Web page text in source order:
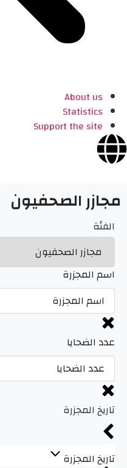
About us
Statistics
Support the site
مجازر الصحفيون
الفئة
اسم المجزرة
عدد الضحايا
تاريخ المجزرة
تاريخ المجزرة